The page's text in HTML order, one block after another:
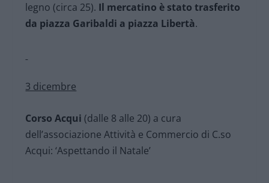
legno (circa 25). Il mercatino è stato trasferito
da piazza Garibaldi a piazza Libertà.
3 dicembre
Corso Acqui (dalle 8 alle 20) a cura
dell’associazione Attività e Commercio di C.so
Acqui: ‘Aspettando il Natale’